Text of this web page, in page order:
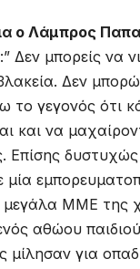
ο Λάμπρος
:” Δεν μπορείς να
Δεν
το γεγονός ότι
και να
Επίσης
μία
μεγάλα ΜΜΕ της
αθώου
μίλησαν για